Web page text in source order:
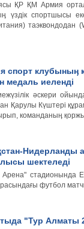
ҚР ҚМ Армия
үздік спортшысы
таэквондодан
спорт клубыныӊ
медаль иеленді
әскери
Қарулы Күштері
команданыӊ
Нидерланды
шектеледі
стадионында
футбол
"Тур Алматы